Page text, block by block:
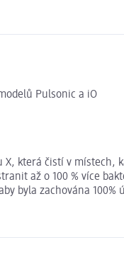
Pulsonic a iO
která čistí v
až o 100 % více
byla zachována